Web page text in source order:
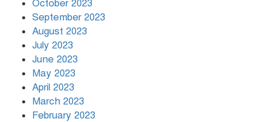
October 2023
September 2023
August 2023
July 2023
June 2023
May 2023
April 2023
March 2023
February 2023